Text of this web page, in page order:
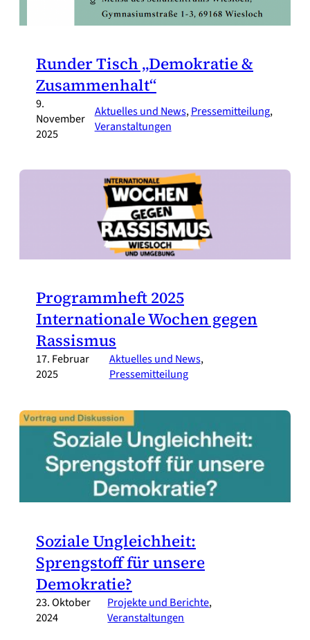
Runder Tisch „Demokratie &
Zusammenhalt“
9.
November
2025
Aktuelles und News, Pressemitteilung,
Veranstaltungen
Programmheft 2025
Internationale Wochen gegen
Rassismus
17. Februar
2025
Aktuelles und News,
Pressemitteilung
Soziale Ungleichheit:
Sprengstoff für unsere
Demokratie?
23. Oktober
2024
Projekte und Berichte
Veranstaltungen